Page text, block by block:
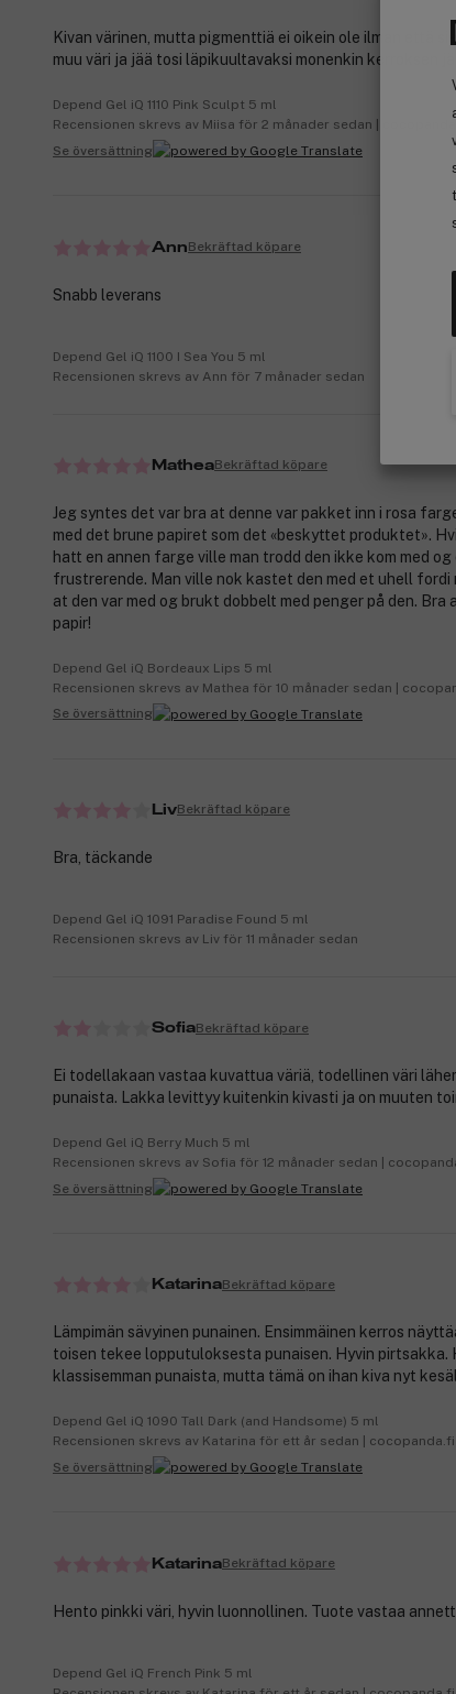
Kivan värinen, mutta pigmenttiä ei oikein ole ilman että
muu väri ja jää tosi läpikuultavaksi monenkin kerroksen
Depend Gel iQ 1110 Pink Sculpt 5 ml
Recensionen skrevs av Miisa för 2 månader sedan |
Se översättning
AnnBekräftad köpare
Snabb leverans
Depend Gel iQ 1100 I Sea You 5 ml
Recensionen skrevs av Ann för 7 månader sedan
MatheaBekräftad köpare
Jeg syntes det var bra at denne var pakket inn i rosa
med det brune papiret som det «beskyttet produktet».
hatt en annen farge ville man trodd den ikke kom med og
frustrerende. Man ville nok kastet den med et uhell fordi
at den var med og brukt dobbelt med penger på den. Bra
papir!
Depend Gel iQ Bordeaux Lips 5 ml
Recensionen skrevs av Mathea för 10 månader sedan |
Se översättning
LivBekräftad köpare
Bra, täckande
Depend Gel iQ 1091 Paradise Found 5 ml
Recensionen skrevs av Liv för 11 månader sedan
SofiaBekräftad köpare
Ei todellakaan vastaa kuvattua väriä, todellinen väri
punaista. Lakka levittyy kuitenkin kivasti ja on muuten
Depend Gel iQ Berry Much 5 ml
Recensionen skrevs av Sofia för 12 månader sedan |
Se översättning
KatarinaBekräftad köpare
Lämpimän sävyinen punainen. Ensimmäinen kerros
toisen tekee lopputuloksesta punaisen. Hyvin pirtsakka.
klassisemman punaista, mutta tämä on ihan kiva nyt
Depend Gel iQ 1090 Tall Dark (and Handsome) 5 ml
Recensionen skrevs av Katarina för ett år sedan | cocopanda.fi
Se översättning
KatarinaBekräftad köpare
Hento pinkki väri, hyvin luonnollinen. Tuote vastaa
Depend Gel iQ French Pink 5 ml